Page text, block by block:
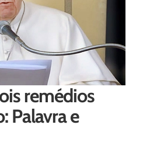
remédios
Palavra e